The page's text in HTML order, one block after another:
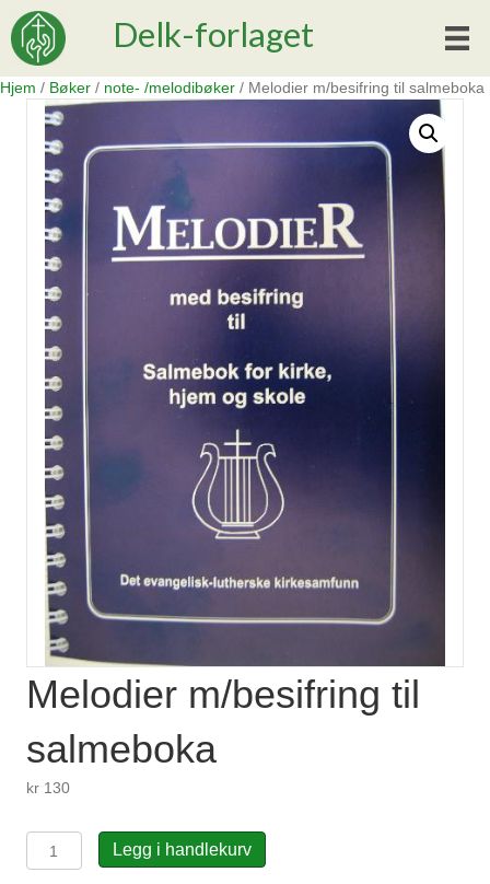
Delk-forlaget
Hjem / Bøker / note- /melodibøker / Melodier m/besifring til salmeboka
Melodier m/besifring til
salmeboka
kr 130
Melodier
m/besifring
Legg i handlekurv